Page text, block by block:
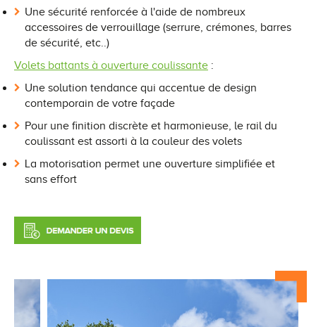
Une sécurité renforcée à l'aide de nombreux
accessoires de verrouillage (serrure, crémones, barres
de sécurité, etc..)
Volets battants à ouverture coulissante :
Une solution tendance qui accentue de design
contemporain de votre façade
Pour une finition discrète et harmonieuse, le rail du
coulissant est assorti à la couleur des volets
La motorisation permet une ouverture simplifiée et
sans effort